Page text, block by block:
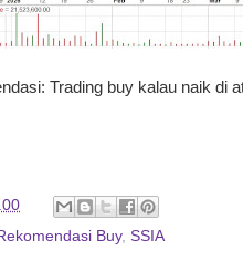
Trading buy kalau naik di
Buy, SSIA